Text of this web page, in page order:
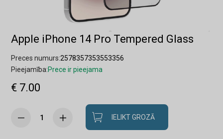
Apple iPhone 14 Pro Tempered Glass
Preces numurs:2578357353553356
Pieejamība:Prece ir pieejama
€ 7.00
IELIKT GROZĀ